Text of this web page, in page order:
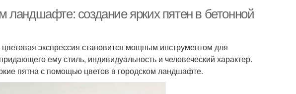
ландшафте: создание ярких пятен в бетонной
экспрессия становится мощным инструментом для
ему стиль, индивидуальность и человеческий характер.
пятна с помощью цветов в городском ландшафте.